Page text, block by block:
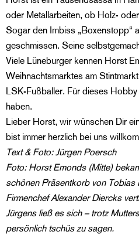
oder Metallarbeiten, ob Holz-
Sogar den Imbiss „Boxenstopp“
geschmissen. Seine
Viele Lüneburger kennen Horst
Weihnachtsmarktes am
LSK-Fußballer. Für dieses
haben.
Lieber Horst, wir wünschen Dir
bist immer herzlich bei uns
Text & Foto: Jürgen Poersch
Foto: Horst Emonds (Mitte)
schönen Präsentkorb von Tobias
Firmenchef Alexander Diercks
Jürgens ließ es sich – trotz
persönlich tschüs zu sagen.